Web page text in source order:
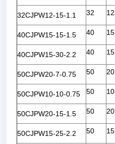
32CJPW12-15-1.1 32 12
40CJPW15-15-1.5 40 15
40CJPW15-30-2.2 40 15
50CJPW20-7-0.75 50 20
50CJPW10-10-0.75 50 10
50CJPW20-15-1.5 50 20
50CJPW15-25-2.2 50 15